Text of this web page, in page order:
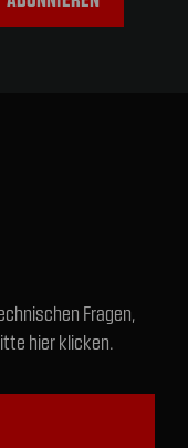
Fragen,
hier klicken.